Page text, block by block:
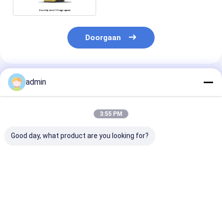
Doorgaan
Geadviseerde Producten
admin
3:55 PM
Good day, what product are you looking for?